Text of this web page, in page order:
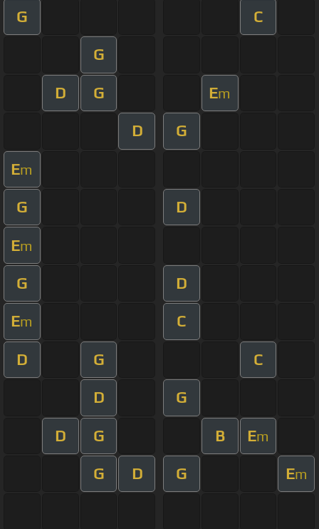
G C
G
D G Em
D G
Em
G D
Em
G D
Em C
D G C
D G
D G B Em
G D G Em